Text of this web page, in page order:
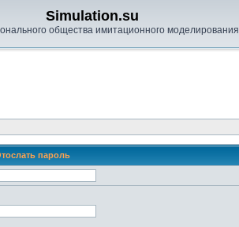
Simulation.su
общества имитационного моделирования
пароль